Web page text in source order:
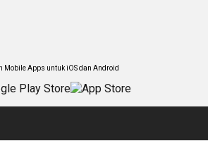
Mobile Apps untuk iOS dan Android